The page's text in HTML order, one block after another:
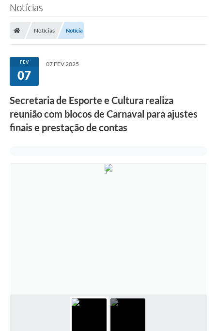
Notícias
Notícias Notícia
FEV
07
07 FEV 2025
Secretaria de Esporte e Cultura realiza
reunião com blocos de Carnaval para ajustes
finais e prestação de contas